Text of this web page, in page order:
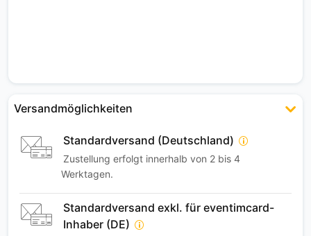
Versandmöglichkeiten
Standardversand (Deutschland)
Zustellung erfolgt innerhalb von 2 bis 4
Werktagen.
Standardversand exkl. für eventimcard-
Inhaber (DE)